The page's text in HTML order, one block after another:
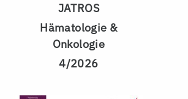
JATROS
Hämatologie &
Onkologie
4/2026